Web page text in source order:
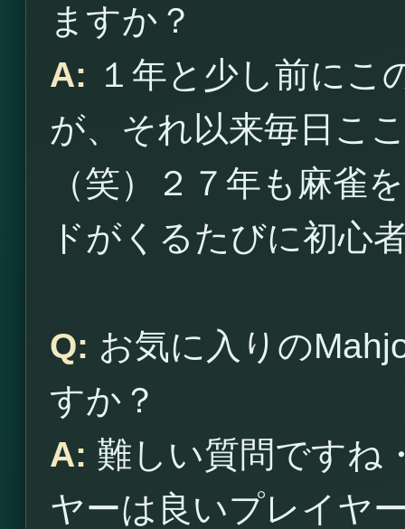
ますか？
A: １年と少し前にこ
が、それ以来毎日こ
（笑）２７年も麻雀
ドがくるたびに初心
Q: お気に入りの
すか？
A: 難しい質問ですね
ヤーは良いプレイヤ